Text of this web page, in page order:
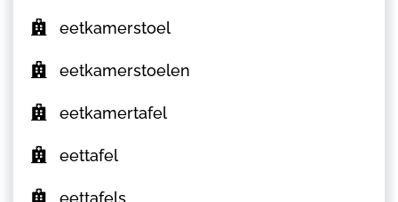
eetkamerstoel
eetkamerstoelen
eetkamertafel
eettafel
eettafels